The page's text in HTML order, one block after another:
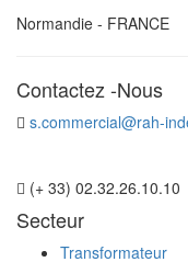
Normandie - FRANCE
Contactez -Nous
s.commercial@rah-
(+ 33) 02.32.26.10.10
Secteur
Transformateur